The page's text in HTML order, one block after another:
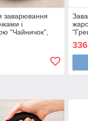
заварювання
і
"Чайничок",
336